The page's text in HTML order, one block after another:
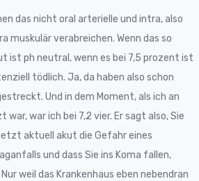
das nicht oral arterielle und intra, also
muskulär verabreichen. Wenn das so
ist ph neutral, wenn es bei 7,5 prozent ist
tödlich. Ja, da haben also schon
Und in dem Moment, als ich an
war ich bei 7,2 vier. Er sagt also, Sie
aktuell akut die Gefahr eines
und dass Sie ins Koma fallen,
weil das Krankenhaus eben nebendran